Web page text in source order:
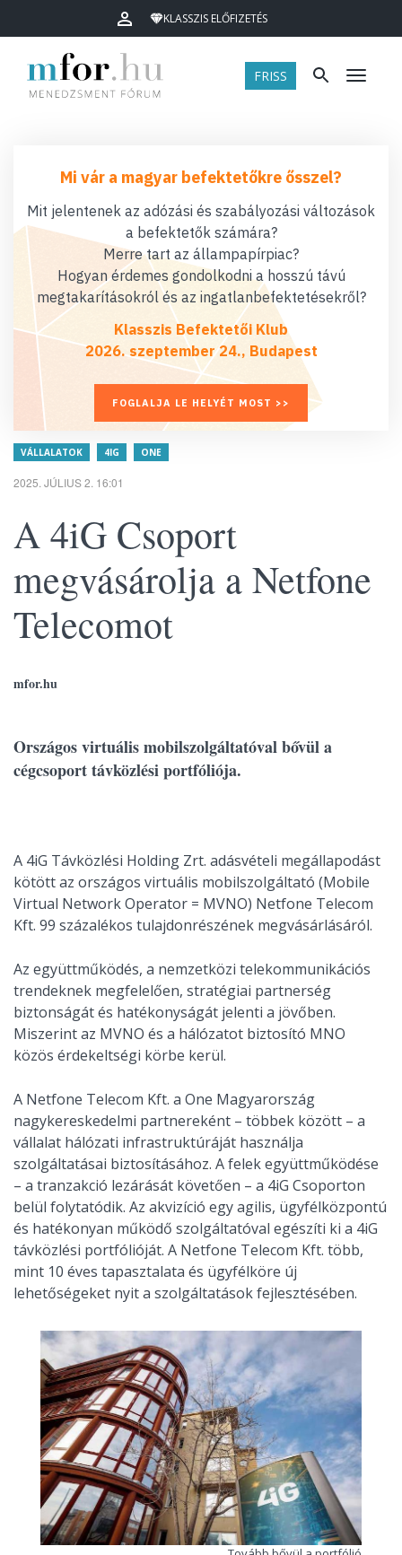
KLASSZIS ELŐFIZETÉS
FRISS Menü
Mi vár a magyar befektetőkre ősszel?
Mit jelentenek az adózási és szabályozási változások
a befektetők számára?
Merre tart az állampapírpiac?
Hogyan érdemes gondolkodni a hosszú távú
megtakarításokról és az ingatlanbefektetésekről?
Klasszis Befektetői Klub
2026. szeptember 24., Budapest
FOGLALJA LE HELYÉT MOST >>
VÁLLALATOK 4IG ONE
2025. JÚLIUS 2. 16:01
A 4iG Csoport
megvásárolja a Netfone
Telecomot
mfor.hu
Országos virtuális mobilszolgáltatóval bővül a
cégcsoport távközlési portfóliója.
A 4iG Távközlési Holding Zrt. adásvételi megállapodást
kötött az országos virtuális mobilszolgáltató (Mobile
Virtual Network Operator = MVNO) Netfone Telecom
Kft. 99 százalékos tulajdonrészének megvásárlásáról.
Az együttműködés, a nemzetközi telekommunikációs
trendeknek megfelelően, stratégiai partnerség
biztonságát és hatékonyságát jelenti a jövőben.
Miszerint az MVNO és a hálózatot biztosító MNO
közös érdekeltségi körbe kerül.
A Netfone Telecom Kft. a One Magyarország
nagykereskedelmi partnereként – többek között – a
vállalat hálózati infrastruktúráját használja
szolgáltatásai biztosításához. A felek együttműködése
– a tranzakció lezárását követően – a 4iG Csoporton
belül folytatódik. Az akvizíció egy agilis, ügyfélközpontú
és hatékonyan működő szolgáltatóval egészíti ki a 4iG
távközlési portfólióját. A Netfone Telecom Kft. több,
mint 10 éves tapasztalata és ügyfélköre új
lehetőségeket nyit a szolgáltatások fejlesztésében.